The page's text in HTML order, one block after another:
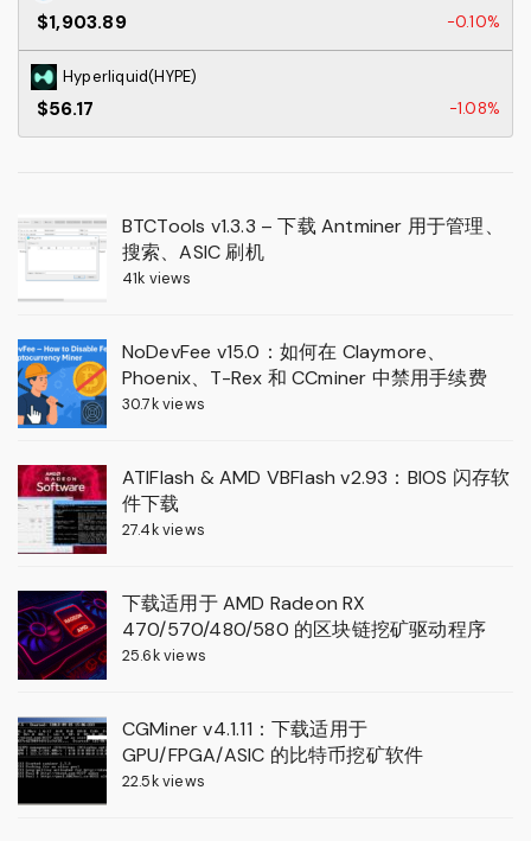
$1,903.89 -0.10%
Hyperliquid(HYPE)
$56.17 -1.08%
BTCTools v1.3.3 – 下载 Antminer 用于管理、
搜索、ASIC 刷机
41k views
NoDevFee v15.0：如何在 Claymore、
Phoenix、T-Rex 和 CCminer 中禁用手续费
30.7k views
ATIFlash & AMD VBFlash v2.93：BIOS 闪存软
件下载
27.4k views
下载适用于 AMD Radeon RX
470/570/480/580 的区块链挖矿驱动程序
25.6k views
CGMiner v4.1.11：下载适用于
GPU/FPGA/ASIC 的比特币挖矿软件
22.5k views